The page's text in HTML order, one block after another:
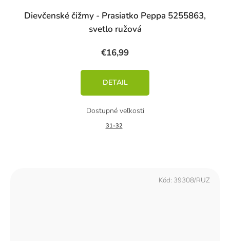
Dievčenské čižmy - Prasiatko Peppa 5255863,
svetlo ružová
€16,99
DETAIL
31-32
Kód: 39308/RUZ